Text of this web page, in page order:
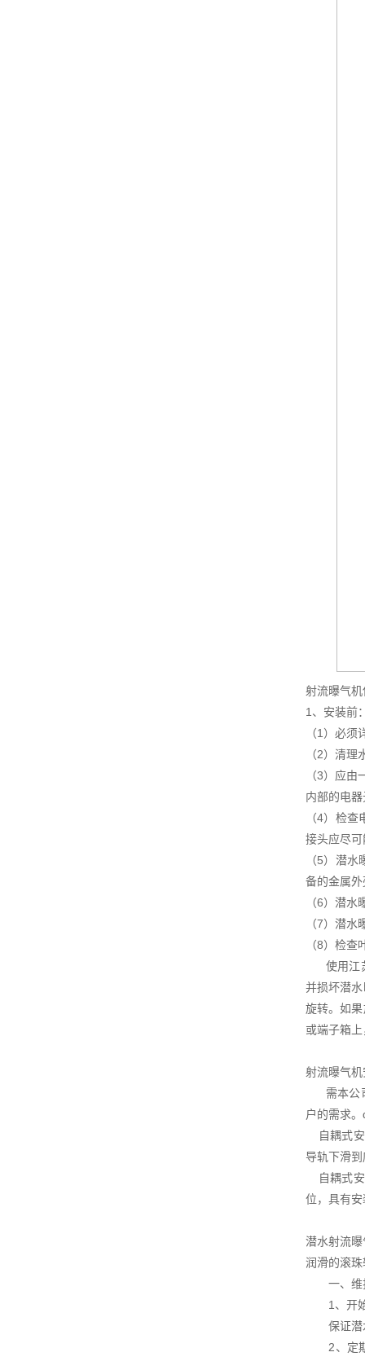
射流曝气
1、安装前
（1）必
（2）清
（3）应
内部的电
（4）检
接头应尽
（5）潜
备的金属
（6）潜
（7）潜
（8）检查
使用江苏
并损坏潜
旋转。如
或端子箱
射流曝气
需本公司
户的需求
自耦式安
导轨下滑
自耦式安
位，具有
潜水射流
润滑的滚
一、维
1、开始
保证潜水
2、定期